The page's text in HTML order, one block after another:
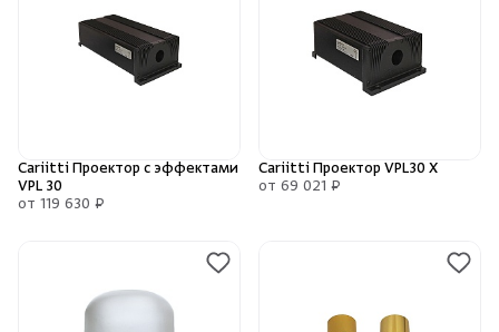
Cariitti Проектор с эффектами
VPL 30
от 119 630 ₽
Cariitti Проектор VPL30 X
от 69 021 ₽